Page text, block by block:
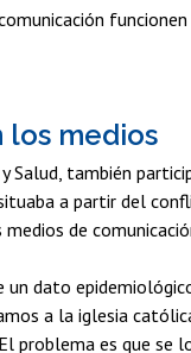
los medios
Salud, también
a partir del
de
dato
a la iglesia
es que se